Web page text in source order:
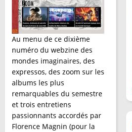
Au menu de ce dixième
numéro du webzine des
mondes imaginaires, des
expressos, des zoom sur les
albums les plus
remarquables du semestre
et trois entretiens
passionnants accordés par
Florence Magnin (pour la